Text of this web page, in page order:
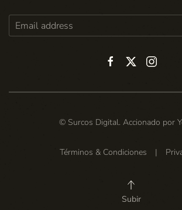
© Surcos Digital. Accionado por
Términos & Condiciones |
Subir